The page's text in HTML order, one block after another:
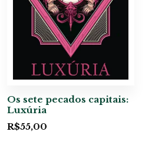
Os sete pecados capitais:
Luxúria
R$55,00